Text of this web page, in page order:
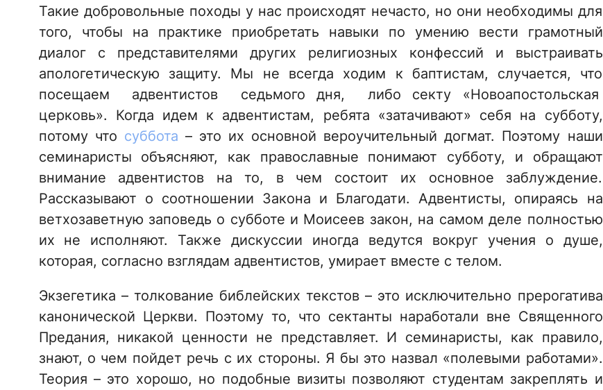
Такие добровольные походы у нас происходят нечасто, но они необходимы для
того, чтобы на практике приобретать навыки по умению вести грамотный
диалог с представителями других религиозных конфессий и выстраивать
апологетическую защиту. Мы не всегда ходим к баптистам, случается, что
посещаем адвентистов седьмого дня, либо секту «Новоапостольская
церковь». Когда идем к адвентистам, ребята «затачивают» себя на субботу,
потому что суббота – это их основной вероучительный догмат. Поэтому наши
семинаристы объясняют, как православные понимают субботу, и обращают
внимание адвентистов на то, в чем состоит их основное заблуждение.
Рассказывают о соотношении Закона и Благодати. Адвентисты, опираясь на
ветхозаветную заповедь о субботе и Моисеев закон, на самом деле полностью
их не исполняют. Также дискуссии иногда ведутся вокруг учения о душе,
которая, согласно взглядам адвентистов, умирает вместе с телом.
Экзегетика – толкование библейских текстов – это исключительно прерогатива
канонической Церкви. Поэтому то, что сектанты наработали вне Священного
Предания, никакой ценности не представляет. И семинаристы, как правило,
знают, о чем пойдет речь с их стороны. Я бы это назвал «полевыми работами».
Теория – это хорошо, но подобные визиты позволяют студентам закреплять и